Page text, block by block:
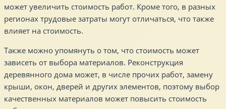
может увеличить стоимость работ. Кроме того, в разных
регионах трудовые затраты могут отличаться, что также
влияет на стоимость.
Также можно упомянуть о том, что стоимость может
зависеть от выбора материалов. Реконструкция
деревянного дома может, в числе прочих работ, замену
крыши, окон, дверей и других элементов, поэтому выбор
качественных материалов может повысить стоимость